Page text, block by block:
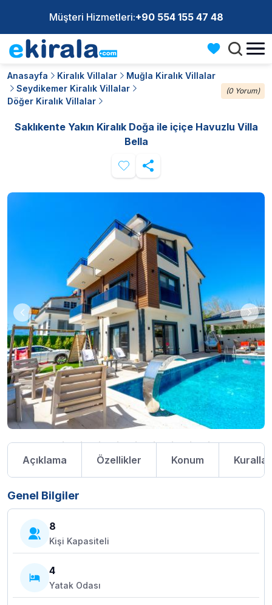
Müşteri Hizmetleri:+90 554 155 47 48
Anasayfa Kiralık Villalar
Muğla Kiralık Villalar
Seydikemer Kiralık Villalar
Döğer Kiralık Villalar
(0 Yorum)
Saklıkente Yakın Kiralık Doğa ile içiçe Havuzlu Villa
Bella
Açıklama Özellikler Konum Kurallar
Genel Bilgiler
8
Kişi Kapasiteli
4
Yatak Odası